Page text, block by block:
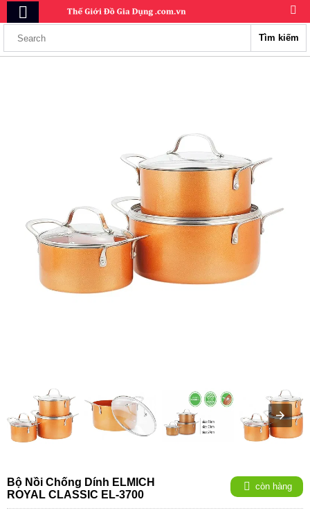
Tìm kiếm
Bộ Nồi Chống Dính ELMICH
ROYAL CLASSIC EL-3700
còn hàng